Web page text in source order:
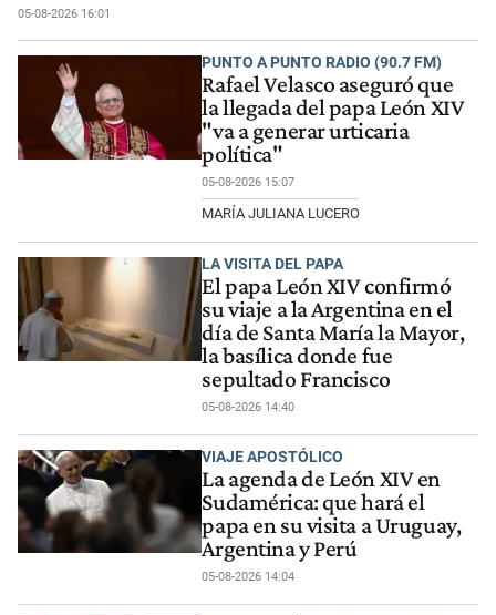
05-08-2026 16:01
PUNTO A PUNTO RADIO (90.7 FM)
Rafael Velasco aseguró que
la llegada del papa León XIV
"va a generar urticaria
política"
05-08-2026 15:07
MARÍA JULIANA LUCERO
LA VISITA DEL PAPA
El papa León XIV confirmó
su viaje a la Argentina en el
día de Santa María la Mayor,
la basílica donde fue
sepultado Francisco
05-08-2026 14:40
VIAJE APOSTÓLICO
La agenda de León XIV en
Sudamérica: que hará el
papa en su visita a Uruguay,
Argentina y Perú
05-08-2026 14:04